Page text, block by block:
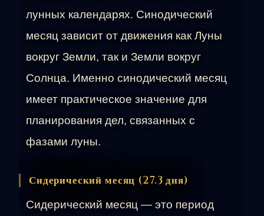
лунных календарях. Синодический
месяц зависит от движения как Луны
вокруг Земли, так и Земли вокруг
Солнца. Именно синодический месяц
имеет практическое значение для
планирования дел, связанных с
фазами луны.
Сидерический месяц (27.3 дня)
Сидерический месяц — это период